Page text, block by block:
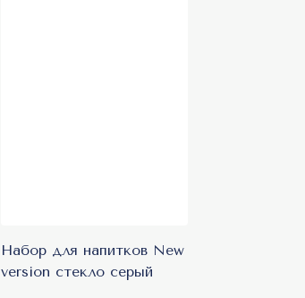
Набор для напитков New
version стекло серый